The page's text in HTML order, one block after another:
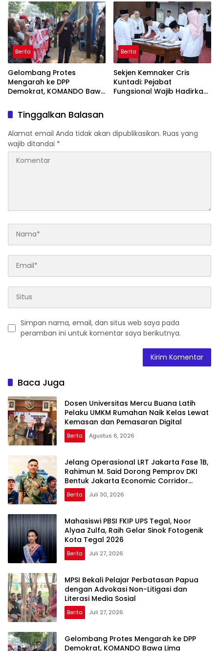
Berita
Gelombang Protes
Mengarah ke DPP
Demokrat, KOMANDO Bawa
Dody Hanggodo
Berita
Sekjen Kemnaker Cris
Kuntadi: Pejabat
Fungsional Wajib Hadirkan
Tinggalkan Balasan
Alamat email Anda tidak akan dipublikasikan. Ruas yang
wajib ditandai *
Simpan nama, email, dan situs web saya pada
peramban ini untuk komentar saya berikutnya.
Baca Juga
Dosen Universitas Mercu Buana Latih
Pelaku UMKM Rumahan Naik Kelas Lewat
Kemasan dan Pemasaran Digital
Berita Agustus 6, 2026
Jelang Operasional LRT Jakarta Fase 1B,
Rahimun M. Said Dorong Pemprov DKI
Bentuk Jakarta Economic Corridor
Initiative
Berita Juli 30, 2026
Mahasiswi PBSI FKIP UPS Tegal, Noor
Alyaa Zulfa, Raih Gelar Sinok Fotogenik
Kota Tegal 2026
Berita Juli 27, 2026
MPSI Bekali Pelajar Perbatasan Papua
dengan Advokasi Non-Litigasi dan
Literasi Media Sosial
Berita Juli 27, 2026
Gelombang Protes Mengarah ke DPP
Demokrat, KOMANDO Bawa Lima